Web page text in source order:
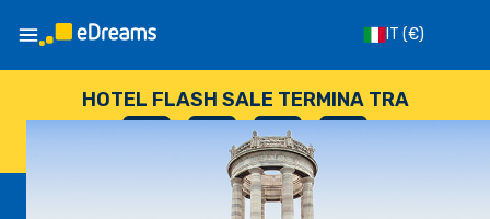
IT (€)
HOTEL FLASH SALE TERMINA TRA
-- : -- : --
MINUTI
: --